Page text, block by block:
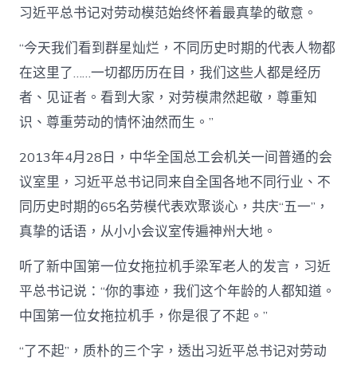
习近平总书记对劳动模范始终怀着最真挚的敬意。
“今天我们看到群星灿烂，不同历史时期的代表人物都
在这里了……一切都历历在目，我们这些人都是经历
者、见证者。看到大家，对劳模肃然起敬，尊重知
识、尊重劳动的情怀油然而生。”
2013年4月28日，中华全国总工会机关一间普通的会
议室里，习近平总书记同来自全国各地不同行业、不
同历史时期的65名劳模代表欢聚谈心，共庆“五一”，
真挚的话语，从小小会议室传遍神州大地。
听了新中国第一位女拖拉机手梁军老人的发言，习近
平总书记说：“你的事迹，我们这个年龄的人都知道。
中国第一位女拖拉机手，你是很了不起。”
“了不起”，质朴的三个字，透出习近平总书记对劳动